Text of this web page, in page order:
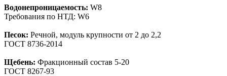
Водонепроницаемость: W8
Требования по НТД: W6
Песок: Речной, модуль крупности от 2 до 2,2
ГОСТ 8736-2014
Щебень: Фракционный состав 5-20
ГОСТ 8267-93